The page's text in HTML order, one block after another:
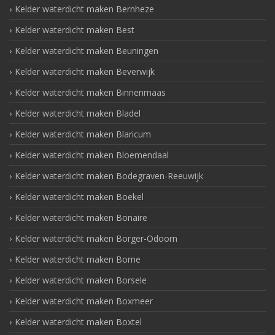
Kelder waterdicht maken Bernheze
Kelder waterdicht maken Best
Kelder waterdicht maken Beuningen
Kelder waterdicht maken Beverwijk
Kelder waterdicht maken Binnenmaas
Kelder waterdicht maken Bladel
Kelder waterdicht maken Blaricum
Kelder waterdicht maken Bloemendaal
Kelder waterdicht maken Bodegraven-Reeuwijk
Kelder waterdicht maken Boekel
Kelder waterdicht maken Bonaire
Kelder waterdicht maken Borger-Odoorn
Kelder waterdicht maken Borne
Kelder waterdicht maken Borsele
Kelder waterdicht maken Boxmeer
Kelder waterdicht maken Boxtel